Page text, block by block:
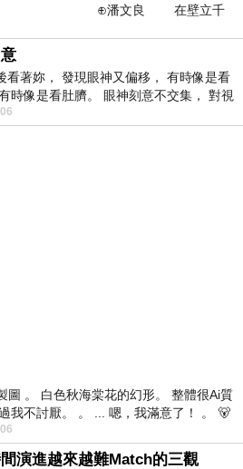
在壁立千
看著妳， 發現眼神又偏移， 有時像是看
時像是看肚臍。 眼神刻意不交集， 對視
齊， 讓我很難不
。 白色秋海棠花的幻形。 整體很Ai質
我不討厭。 。 ... 嗯，我滿意了！ 。 🐻
演進越來越難Match的三觀